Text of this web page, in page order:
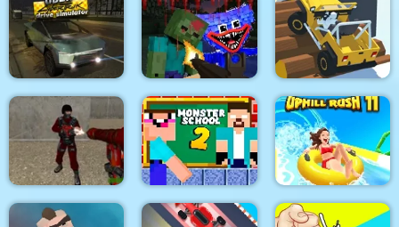
Funny Battle
Simulator
Stair Race 3D Design Master
Uber CyberTruck
Drive Simulator
Mine Shooter
Monsters Royale
Offroad Mania